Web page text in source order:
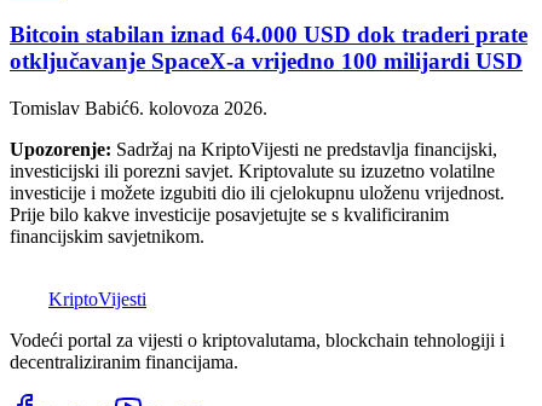
Bitcoin stabilan iznad 64.000 USD dok traderi prate
otključavanje SpaceX-a vrijedno 100 milijardi USD
Tomislav Babić6. kolovoza 2026.
Upozorenje: Sadržaj na KriptoVijesti ne predstavlja financijski,
investicijski ili porezni savjet. Kriptovalute su izuzetno volatilne
investicije i možete izgubiti dio ili cjelokupnu uloženu vrijednost.
Prije bilo kakve investicije posavjetujte se s kvalificiranim
financijskim savjetnikom.
KriptoVijesti
Vodeći portal za vijesti o kriptovalutama, blockchain tehnologiji i
decentraliziranim financijama.